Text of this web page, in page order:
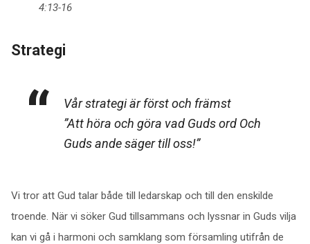
4:13-16
Strategi
Vår strategi är först och främst
”Att höra och göra vad Guds ord Och
Guds ande säger till oss!”
Vi tror att Gud talar både till ledarskap och till den enskilde
troende. När vi söker Gud tillsammans och lyssnar in Guds vilja
kan vi gå i harmoni och samklang som församling utifrån de